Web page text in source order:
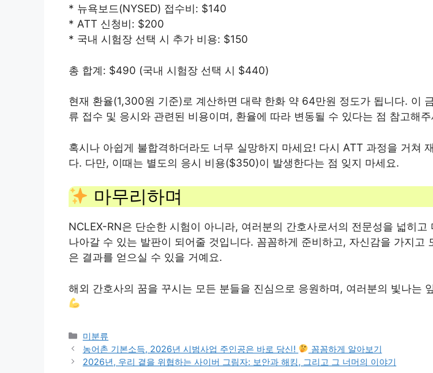
* 뉴욕보드(NYSED) 접수비: $140
* ATT 신청비: $200
* 국내 시험장 선택 시 추가 비용: $150
총 합계: $490 (국내 시험장 선택 시 $440)
현재 환율(1,300원 기준)로 계산하면 대략 한화 약 64만원 정도가 됩니다. 이
류 접수 및 응시와 관련된 비용이며, 환율에 따라 변동될 수 있다는 점 참고해
혹시나 아쉽게 불합격하더라도 너무 실망하지 마세요! 다시 ATT 과정을 거쳐
다. 다만, 이때는 별도의 응시 비용($350)이 발생한다는 점 잊지 마세요.
마무리하며
NCLEX-RN은 단순한 시험이 아니라, 여러분의 간호사로서의 전문성을 넓히고
나아갈 수 있는 발판이 되어줄 것입니다. 꼼꼼하게 준비하고, 자신감을 가지고
은 결과를 얻으실 수 있을 거예요.
해외 간호사의 꿈을 꾸시는 모든 분들을 진심으로 응원하며, 여러분의 빛나는
Categories
미분류
농어촌 기본소득, 2026년 시범사업 주인공은 바로 당신!
꼼꼼하게 알아보기
2026년, 우리 곁을 위협하는 사이버 그림자: 보안과 해킹, 그리고 그 너머의 이야기